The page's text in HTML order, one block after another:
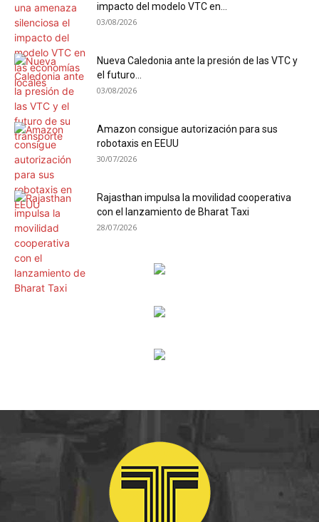
impacto del modelo VTC en...
03/08/2026
Nueva Caledonia ante la presión de las VTC y
el futuro...
03/08/2026
Amazon consigue autorización para sus
robotaxis en EEUU
30/07/2026
Rajasthan impulsa la movilidad cooperativa
con el lanzamiento de Bharat Taxi
28/07/2026